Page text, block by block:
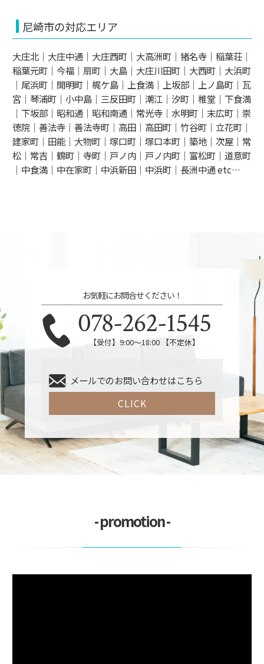
尼崎市の対応エリア
大庄北｜大庄中通｜大庄西町｜大高洲町｜猪名寺｜稲葉荘｜
稲葉元町｜今福｜扇町｜大島｜大庄川田町｜大西町｜大浜町
｜尾浜町｜開明町｜梶ケ島｜上食満｜上坂部｜上ノ島町｜瓦
宮｜琴浦町｜小中島｜三反田町｜潮江｜汐町｜椎堂｜下食満
｜下坂部｜昭和通｜昭和南通｜常光寺｜水明町｜末広町｜崇
徳院｜善法寺｜善法寺町｜高田｜高田町｜竹谷町｜立花町｜
建家町｜田能｜大物町｜塚口町｜塚口本町｜築地｜次屋｜常
松｜常吉｜鶴町｜寺町｜戸ノ内｜戸ノ内町｜富松町｜道意町
｜中食満｜中在家町｜中浜新田｜中浜町｜長洲中通 etc…
お気軽にお問合せください！
078-262-1545
【受付】9:00～18:00 【不定休】
メールでのお問い合わせはこちら
CLICK
- promotion -